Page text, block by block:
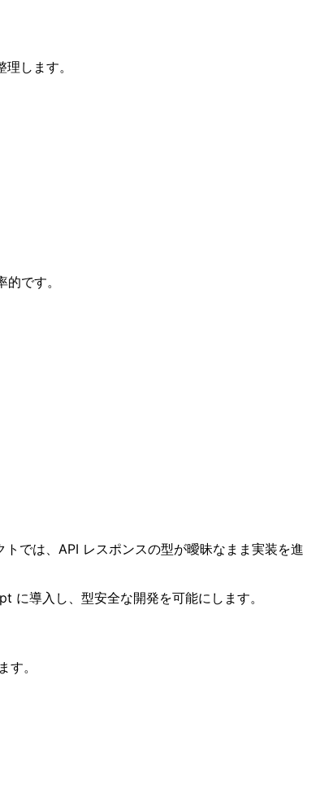
します。
です。
では、API レスポンスの型が曖昧なまま実装を進
導入し、型安全な開発を可能にします。
。